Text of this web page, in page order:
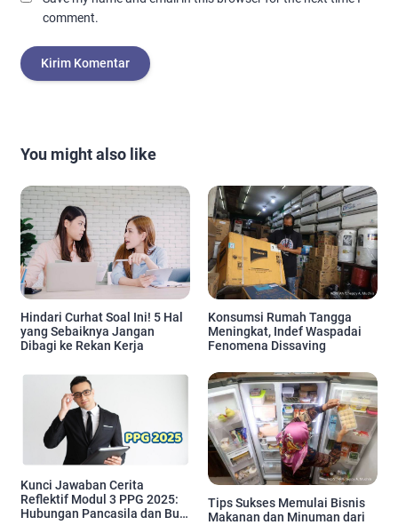
comment.
You might also like
Hindari Curhat Soal Ini! 5 Hal
yang Sebaiknya Jangan
Dibagi ke Rekan Kerja
Konsumsi Rumah Tangga
Meningkat, Indef Waspadai
Fenomena Dissaving
Kunci Jawaban Cerita
Reflektif Modul 3 PPG 2025:
Hubungan Pancasila dan Budi
Tips Sukses Memulai Bisnis
Makanan dan Minuman dari